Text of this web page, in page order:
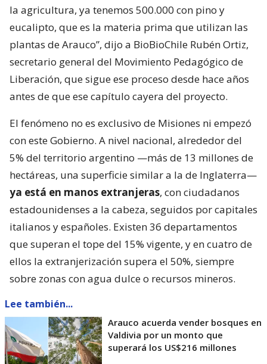
la agricultura, ya tenemos 500.000 con pino y
eucalipto, que es la materia prima que utilizan las
plantas de Arauco”, dijo a BioBioChile Rubén Ortiz,
secretario general del Movimiento Pedagógico de
Liberación, que sigue ese proceso desde hace años
antes de que ese capítulo cayera del proyecto.
El fenómeno no es exclusivo de Misiones ni empezó
con este Gobierno. A nivel nacional, alrededor del
5% del territorio argentino —más de 13 millones de
hectáreas, una superficie similar a la de Inglaterra—
ya está en manos extranjeras, con ciudadanos
estadounidenses a la cabeza, seguidos por capitales
italianos y españoles. Existen 36 departamentos
que superan el tope del 15% vigente, y en cuatro de
ellos la extranjerización supera el 50%, siempre
sobre zonas con agua dulce o recursos mineros.
Lee también...
Arauco acuerda vender bosques en
Valdivia por un monto que
superará los US$216 millones